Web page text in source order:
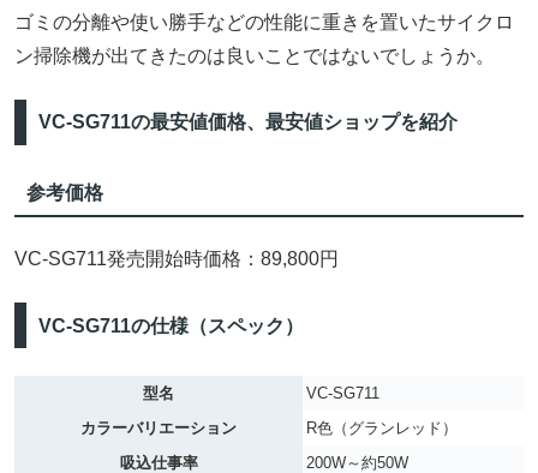
ゴミの分離や使い勝手などの性能に重きを置いたサイクロ
ン掃除機が出てきたのは良いことではないでしょうか。
VC-SG711の最安値価格、最安値ショップを紹介
参考価格
VC-SG711発売開始時価格：89,800円
VC-SG711の仕様（スペック）
型名
VC-SG711
カラーバリエーション
R色（グランレッド）
吸込仕事率
200W～約50W